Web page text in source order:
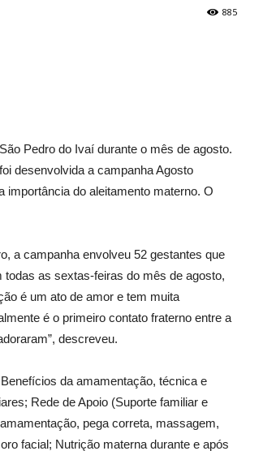
885
Pedro do Ivaí durante o mês de agosto.
desenvolvida a campanha Agosto
do aleitamento materno. O
a campanha envolveu 52 gestantes que
as sextas-feiras do mês de agosto,
é um ato de amor e tem muita
é o primeiro contato fraterno entre a
descreveu.
da amamentação, técnica e
Rede de Apoio (Suporte familiar e
pega correta, massagem,
facial; Nutrição materna durante e após